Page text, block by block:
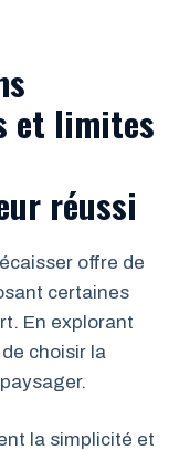
et limites
réussi
offre de
certaines
En explorant
choisir la
la simplicité et